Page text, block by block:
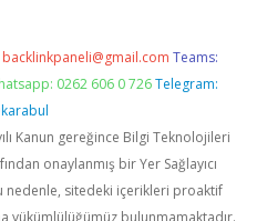
backlinkpaneli@gmail.com Teams:
0262 606 0 726 Telegram:
Kanun gereğince Bilgi Teknolojileri
onaylanmış bir Yer Sağlayıcı
nedenle, sitedeki içerikleri proaktif
yükümlülüğümüz bulunmamaktadır.